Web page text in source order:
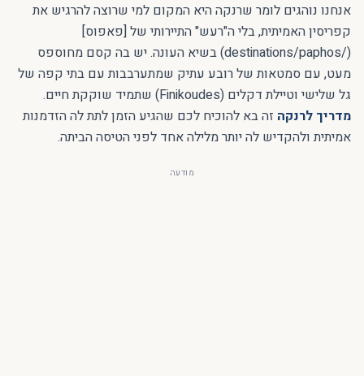
אנחנו נוהגים לומר שרנקה היא המקום למי שרוצה להרגיש את
קפריסין האמיתית, בלי ה"רעש" התיירותי של [פאפוס]
(/destinations/paphos) בשיא העונה. יש בה קסם מחוספס
מעט, עם סמטאות של רובע עתיק שמתערבבות עם בתי קפה של
גל שלישי וטיילת דקלים (Finikoudes) שתמיד שוקקת חיים.
מדריך לרנקה זה בא להוכיח לכם שהגיע הזמן לתת לה הזדמנות
אמיתית ולהקדיש לה יותר מלילה אחד לפני הטיסה הביתה.
מודעה